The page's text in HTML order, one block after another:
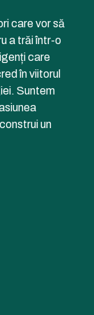
care vor să
a trăi într-o
care
în viitorul
Suntem
un